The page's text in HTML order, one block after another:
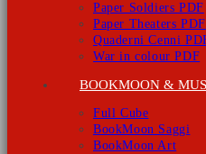
Paper Soldiers PDF
Paper Theaters PDF
Quaderni Cenni
War in colour PDF
BOOKMOON &
Full Cube
BookMoon Saggi
BookMoon Art